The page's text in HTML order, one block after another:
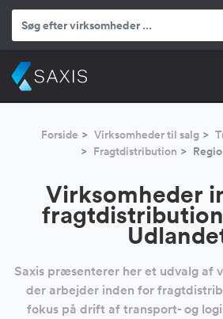
Forside Virksomheder til salg
Fragtdistribution
Virksomheder
fragtdistribution
Saxis præsenterer her et udvalg af
der arbejder inden for
fokus på drift af transport- og